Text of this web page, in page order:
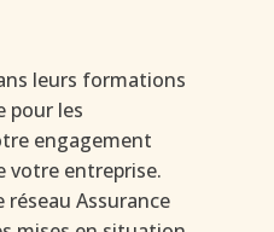
leurs formations
pour les
engagement
votre entreprise.
Assurance